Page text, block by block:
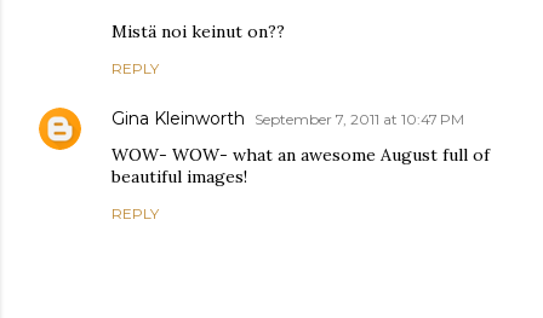
Mistä noi keinut on??
REPLY
Gina Kleinworth September 7, 2011 at 10:47 PM
WOW- WOW- what an awesome August full of
beautiful images!
REPLY